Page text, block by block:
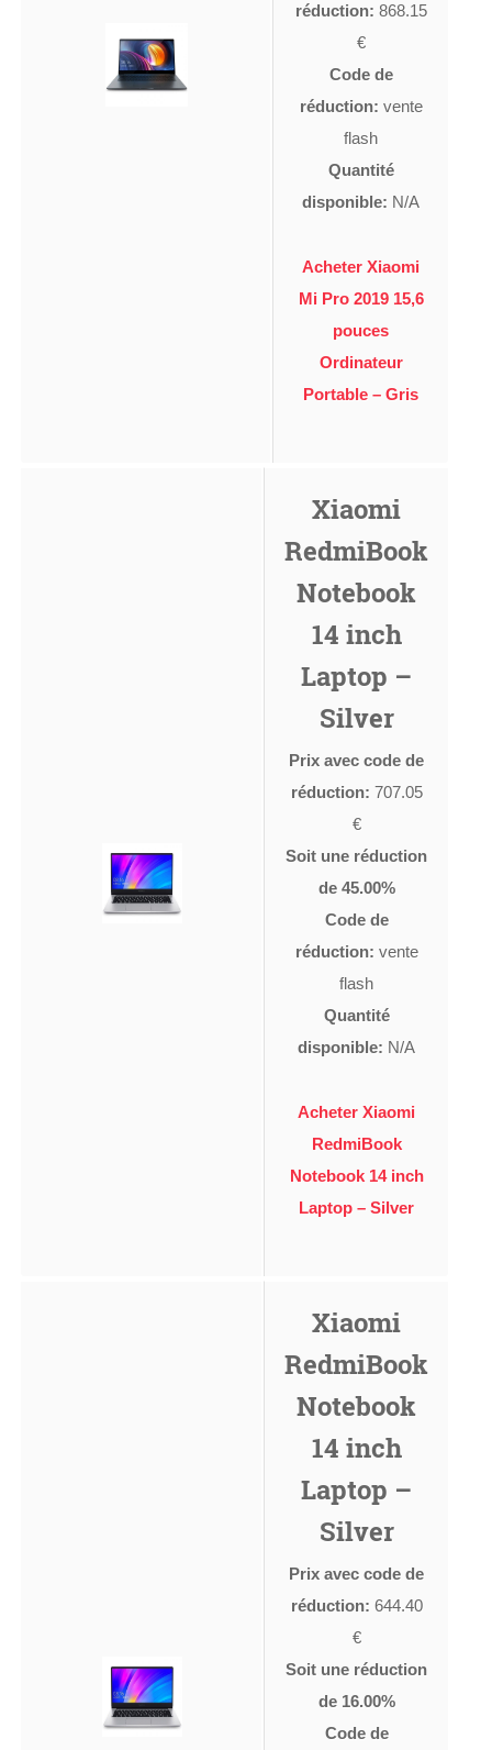
réduction: 868.15
€
Code de
réduction: vente
flash
Quantité
disponible: N/A
Acheter Xiaomi
Mi Pro 2019 15,6
pouces
Ordinateur
Portable – Gris
Xiaomi
RedmiBook
Notebook
14 inch
Laptop –
Silver
Prix avec code de
réduction: 707.05
€
Soit une réduction
de 45.00%
Code de
réduction: vente
flash
Quantité
disponible: N/A
Acheter Xiaomi
RedmiBook
Notebook 14 inch
Laptop – Silver
Xiaomi
RedmiBook
Notebook
14 inch
Laptop –
Silver
Prix avec code de
réduction: 644.40
€
Soit une réduction
de 16.00%
Code de